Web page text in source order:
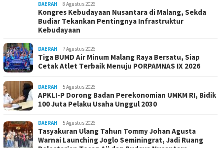
DAERAH 8 Agustus 2026
Kongres Kebudayaan Nusantara di Malang, Sekda
Budiar Tekankan Pentingnya Infrastruktur
Kebudayaan
DAERAH 7 Agustus 2026
Tiga BUMD Air Minum Malang Raya Bersatu, Siap
Cetak Atlet Terbaik Menuju PORPAMNAS IX 2026
DAERAH 5 Agustus 2026
APKLI-P Dorong Badan Perekonomian UMKM RI, Bidik
100 Juta Pelaku Usaha Unggul 2030
DAERAH 5 Agustus 2026
Tasyakuran Ulang Tahun Tommy Johan Agusta
Warnai Launching Joglo Seminingrat, Jadi Ruang